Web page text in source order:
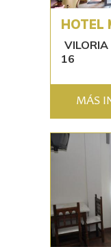
HOTEL
16
MÁS